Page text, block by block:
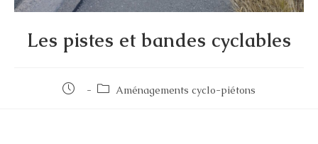
Les pistes et bandes cyclables
Aménagements cyclo-piétons